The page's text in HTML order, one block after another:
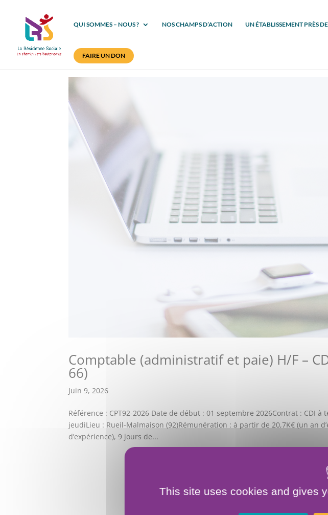
QUI SOMMES – NOUS ? NOS CHAMPS D’ACTION UN ÉTABLISSEMENT PRÈS
FAIRE UN DON
Comptable (administratif et paie) H/F –
66)
Juin 9, 2026
Référence : CPT92-2026 Date de début : 01 septembre 2026Contrat : CDI
jeudiLieu : Rueil-Malmaison (92)Rémunération : à partir de 20,7K€ (un an
d’expérience), 9 jours de...
This site uses cookies and gives